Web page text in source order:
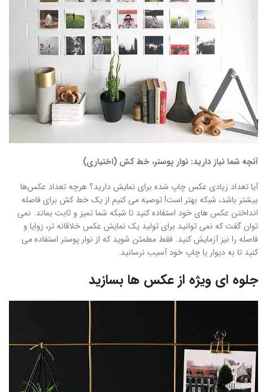
آنچه شما نیاز دارید: نوار پوستر، خط کش (اختیاری)
آیا تعداد زیادی عکس چاپ شده برای نمایش دارید؟ هرچه تعداد عکس‌ها
بیشتر باشد، شبکه بهتر است! توصیه می کنیم از یک خط کش برای فاصله
انداختن عکس های خود استفاده کنید تا شبکه شما تمیز و ثابت بماند. نمی
توان گفت که نمی توانید برای تولید یک نمایش عکس خلاقانه تر، زوایا و
فاصله را نیز آزمایش کنید. فقط مطمئن شوید که از نوار پوستر استفاده می
کنید تا به دیوار یا چاپ خود آسیب نرسانید.
جلوه ای ویژه از عکس ها بسازید